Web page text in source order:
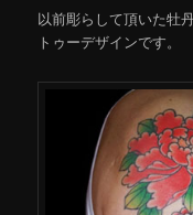
以前彫らして頂いた牡
トゥーデザインです。